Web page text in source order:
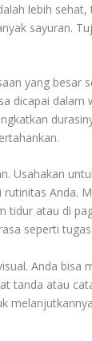
lebih
sayuran.
yang besar
dicapai
Usahakan
Anda.
atau di
seperti tugas.
Anda bisa
tanda atau